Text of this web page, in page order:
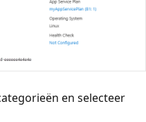
en selecteer